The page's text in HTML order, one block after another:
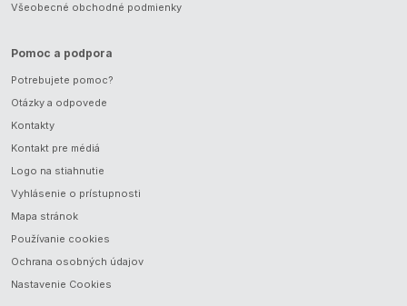
Všeobecné obchodné podmienky
Pomoc a podpora
Potrebujete pomoc?
Otázky a odpovede
Kontakty
Kontakt pre médiá
Logo na stiahnutie
Vyhlásenie o prístupnosti
Mapa stránok
Používanie cookies
Ochrana osobných údajov
Nastavenie Cookies